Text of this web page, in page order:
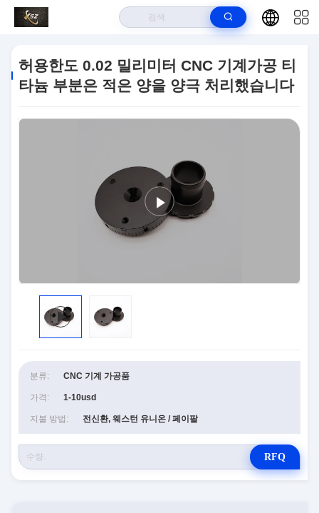
타늄 부분은 적은 양을 양극 처리했습니다
허용한도 0.02 밀리미터 CNC 기계가공 티
타늄 부분은 적은 양을 양극 처리했습니다
분류: CNC 기계 가공품
가격: 1-10usd
지불 방법: 전신환, 웨스턴 유니온 / 페이팔
RFQ